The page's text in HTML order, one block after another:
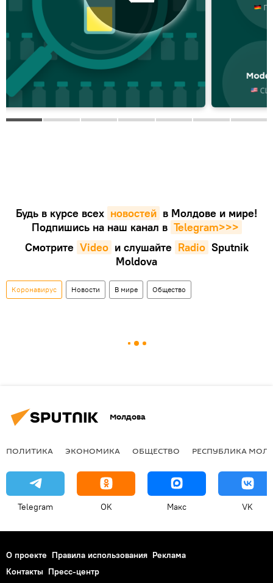
Будь в курсе всех новостей в Молдове и мире!
Подпишись на наш канал в Telegram>>>
Смотрите Video и слушайте Radio Sputnik
Moldova
Коронавирус Новости В мире Общество
Молдова
ПОЛИТИКА ЭКОНОМИКА ОБЩЕСТВО РЕСПУБЛИКА
Telegram OK Макс VK
О проекте Правила использования Реклама
Контакты Пресс-центр